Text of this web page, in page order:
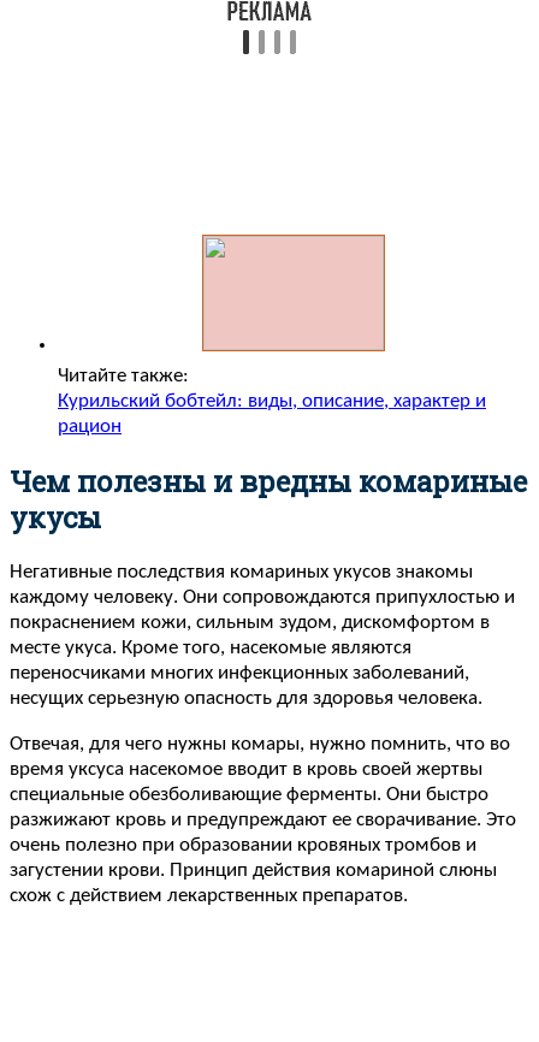
Читайте также:
Курильский бобтейл: виды, описание, характер и
рацион
Чем полезны и вредны комариные
укусы
Негативные последствия комариных укусов знакомы
каждому человеку. Они сопровождаются припухлостью и
покраснением кожи, сильным зудом, дискомфортом в
месте укуса. Кроме того, насекомые являются
переносчиками многих инфекционных заболеваний,
несущих серьезную опасность для здоровья человека.
Отвечая, для чего нужны комары, нужно помнить, что во
время уксуса насекомое вводит в кровь своей жертвы
специальные обезболивающие ферменты. Они быстро
разжижают кровь и предупреждают ее сворачивание. Это
очень полезно при образовании кровяных тромбов и
загустении крови. Принцип действия комариной слюны
схож с действием лекарственных препаратов.